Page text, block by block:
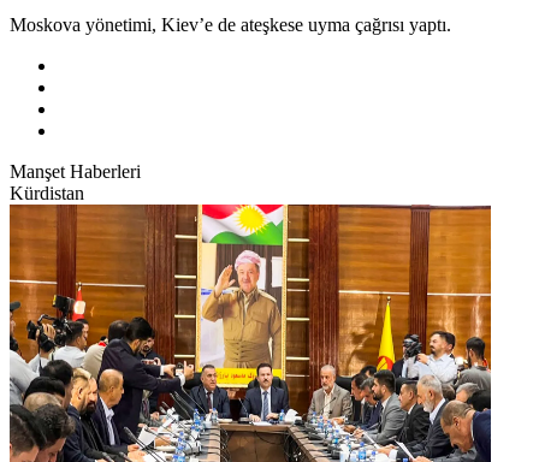
Moskova yönetimi, Kiev’e de ateşkese uyma çağrısı yaptı.
Manşet Haberleri
Kürdistan